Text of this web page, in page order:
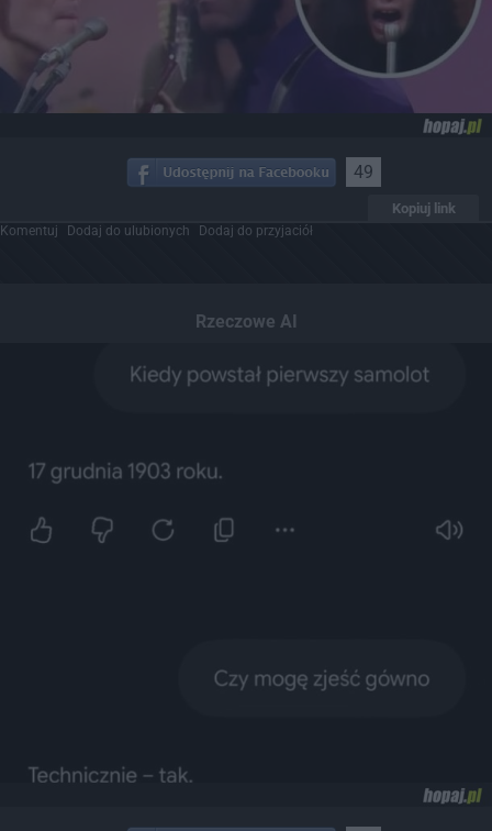
49
Kopiuj link
Komentuj Dodaj do ulubionych Dodaj do przyjaciół
Rzeczowe AI